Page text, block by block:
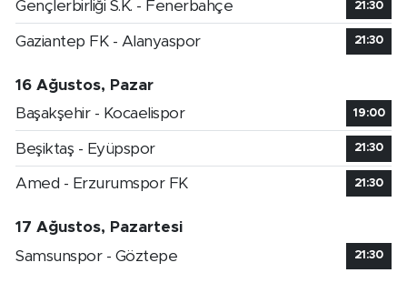
Gençlerbirliği S.K. - Fenerbahçe 21:30
Gaziantep FK - Alanyaspor 21:30
16 Ağustos, Pazar
Başakşehir - Kocaelispor
19:00
Beşiktaş - Eyüpspor 21:30
Amed - Erzurumspor FK 21:30
17 Ağustos, Pazartesi
Samsunspor - Göztepe
21:30